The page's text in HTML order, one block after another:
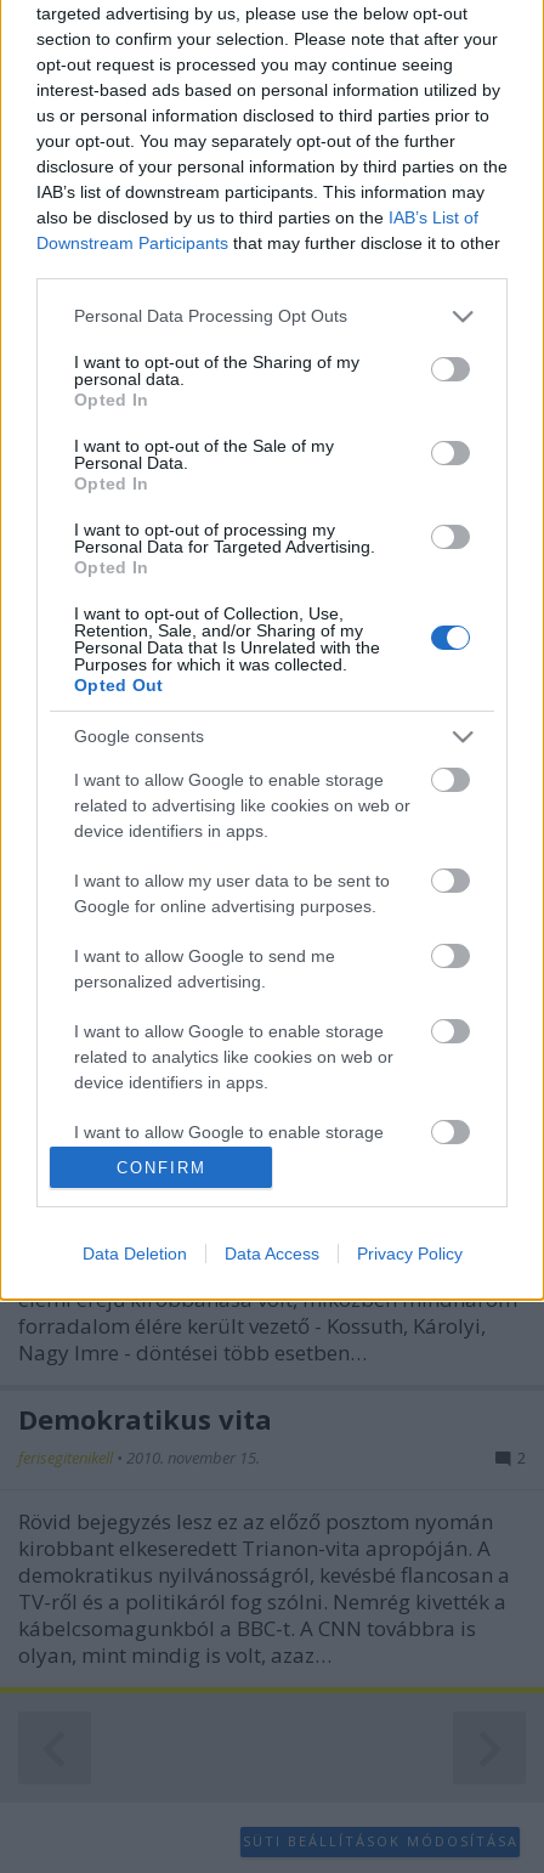
targeted advertising by us, please use the below opt-out
section to confirm your selection. Please note that after your
opt-out request is processed you may continue seeing
interest-based ads based on personal information utilized by
us or personal information disclosed to third parties prior to
your opt-out. You may separately opt-out of the further
disclosure of your personal information by third parties on the
IAB’s list of downstream participants. This information may
also be disclosed by us to third parties on the IAB’s List of
Downstream Participants that may further disclose it to other
Please note that this website/app uses one or more Google
not limited to your visit or usage behaviour. You may click to
grant or deny consent to Google and its third-party tags to
use your data for below specified purposes in below Google
consent section.
Personal Data Processing Opt Outs
I want to opt-out of the Sharing of my
personal data.
Opted In
I want to opt-out of the Sale of my
Personal Data.
Opted In
I want to opt-out of processing my
Personal Data for Targeted Advertising.
Opted In
I want to opt-out of Collection, Use,
Retention, Sale, and/or Sharing of my
Personal Data that Is Unrelated with the
Purposes for which it was collected.
Opted Out
Google consents
I want to allow Google to enable storage
related to advertising like cookies on web or
device identifiers in apps.
I want to allow my user data to be sent to
Google for online advertising purposes.
I want to allow Google to send me
personalized advertising.
I want to allow Google to enable storage
related to analytics like cookies on web or
device identifiers in apps.
I want to allow Google to enable storage
related to functionality of the website or app.
I want to allow Google to enable storage
related to security, including authentication
functionality and fraud prevention, and other
user protection.
CONFIRM
Data Deletion Data Access Privacy Policy
Vágási Feri, Grabovsky, A Tenkes
kapitánya - mesehőseink a
Parlamentben
Remek apropója ennek a posztnak, hogy a
Facebook-on úgyis rajzfilmfigura-hét van, hiszen
rámutathatunk arra, hogy mesehőseink valóban
köztünk élnek: többek között a parlamenti
közvetítésekben, a híradókban is nap mint nap
viszontlátjuk holmiféle politikusoknak álcázva. A jó…
A főrendek aktív résztvevői voltak a
köztársaság megalapításának
Nagy Vince országgyűlési képviselő beszámolója a
köztársaság kikiáltásáról 1918. november 16-án"A
Ház [ti. az 1910-ben megválasztott országgyűlés]
egészen rövid ülést tart. Önmagát búcsúztatja és
temeti.Szász Károly elnök bejelenti, hogy egy óra
múlva tartja a…
istvanffy
igazi, alulról jövő forradalma van: a 48-as, a 18-as és
az 56-os. Mind a magyar nép szabadságvágyának
elemi erejű kirobbanása volt, miközben mindhárom
forradalom élére került vezető - Kossuth, Károlyi,
Nagy Imre - döntései több esetben…
Demokratikus vita
ferisegitenikell • 2010. november 15. 2
Rövid bejegyzés lesz ez az előző posztom nyomán
kirobbant elkeseredett Trianon-vita apropóján. A
demokratikus nyilvánosságról, kevésbé flancosan a
TV-ről és a politikáról fog szólni. Nemrég kivették a
kábelcsomagunkból a BBC-t. A CNN továbbra is
olyan, mint mindig is volt, azaz…
SÜTI BEÁLLÍTÁSOK MÓDOSÍTÁSA